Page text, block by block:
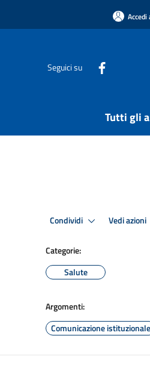
Seguici su
Tutti gli
Condividi Vedi azioni
Categorie:
Salute
Argomenti:
Comunicazione istituzionale